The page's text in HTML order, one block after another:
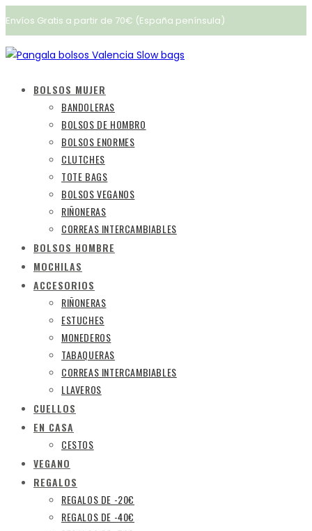
contenido
Envíos Gratis a partir de 70€ (España península)
BOLSOS MUJER
BANDOLERAS
BOLSOS DE HOMBRO
BOLSOS ENORMES
CLUTCHES
TOTE BAGS
BOLSOS VEGANOS
RIÑONERAS
CORREAS INTERCAMBIABLES
BOLSOS HOMBRE
MOCHILAS
ACCESORIOS
RIÑONERAS
ESTUCHES
MONEDEROS
TABAQUERAS
CORREAS INTERCAMBIABLES
LLAVEROS
CUELLOS
EN CASA
CESTOS
VEGANO
REGALOS
REGALOS DE -20€
REGALOS DE -40€